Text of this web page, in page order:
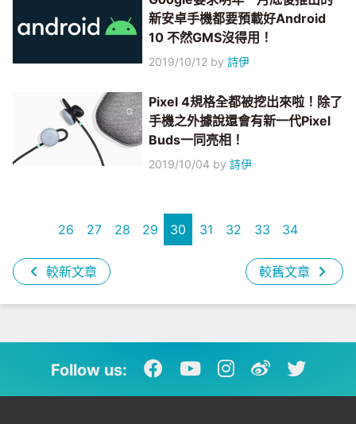
新安卓手機都要預載好Android
10 不然GMS沒得用！
2019/10/12 by詩伊
Pixel 4規格全都被挖出來啦！除了
手機之外據說還會有新一代Pixel
Buds一同亮相！
2019/10/04 by詩伊
較新文章
26 27 28 29 30 31 32 33 34
較舊文章
Follow us: